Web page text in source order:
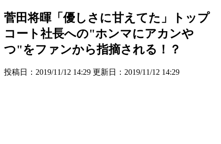
菅田将暉「優しさに甘えてた」トップ
コート社長への"ホンマにアカンや
つ"をファンから指摘される！？
投稿日：2019/11/12 14:29 更新日： 2019/11/12 14:29